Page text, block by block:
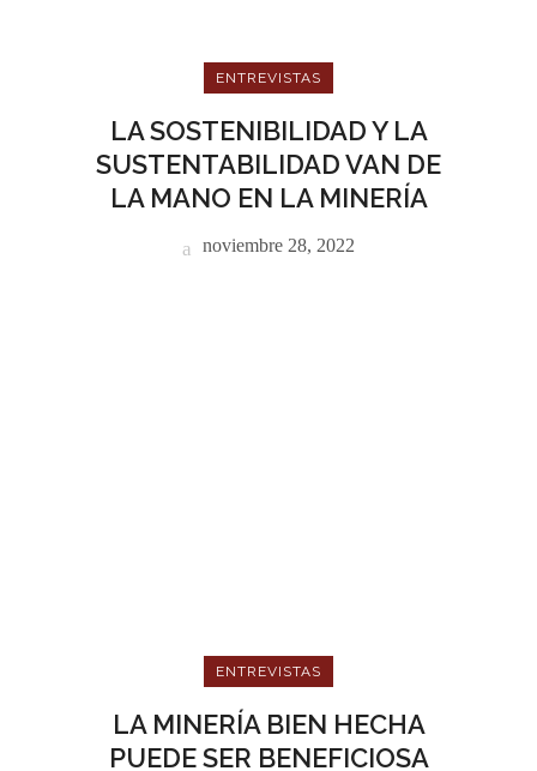
ENTREVISTAS
LA SOSTENIBILIDAD Y LA
SUSTENTABILIDAD VAN DE
LA MANO EN LA MINERÍA
noviembre 28, 2022
ENTREVISTAS
LA MINERÍA BIEN HECHA
PUEDE SER BENEFICIOSA